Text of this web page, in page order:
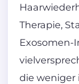
Therapie,
Exosomen-
die weniger